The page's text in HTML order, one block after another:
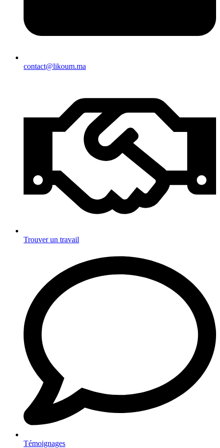
contact@likoum.ma
Trouver un travail
Témoignages